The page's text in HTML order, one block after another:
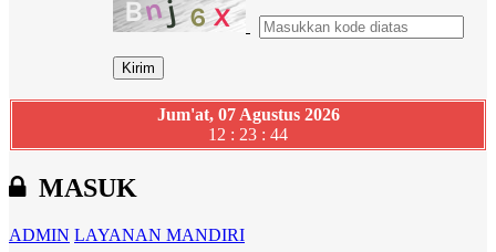
Jum'at, 07 Agustus 2026
12 : 23 : 44
MASUK
ADMIN LAYANAN MANDIRI